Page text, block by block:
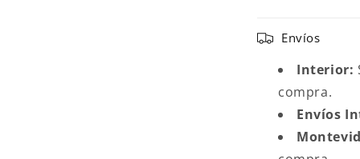
C
Envíos
Interior:
compra.
Envíos